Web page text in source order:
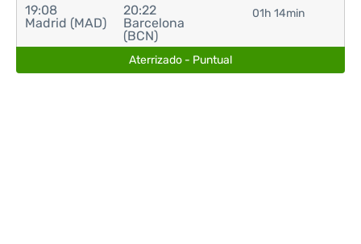
19:08
Madrid (MAD)
20:22
Barcelona
(BCN)
01h 14min
Aterrizado - Puntual